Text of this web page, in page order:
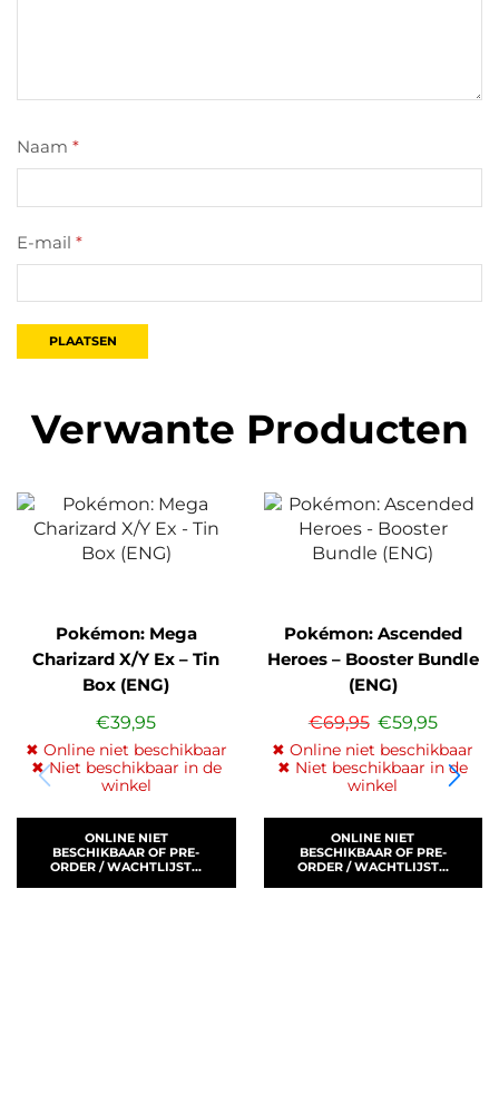
Naam *
E-mail *
Verwante Producten
Pokémon: Mega
Charizard X/Y Ex – Tin
Box (ENG)
€39,95
✖ Online niet beschikbaar
✖ Niet beschikbaar in de
winkel
ONLINE NIET
BESCHIKBAAR OF PRE-
ORDER / WACHTLIJST...
Pokémon: Ascended
Heroes – Booster Bundle
(ENG)
€69,95 €59,95
✖ Online niet beschikbaar
✖ Niet beschikbaar in de
winkel
ONLINE NIET
BESCHIKBAAR OF PRE-
ORDER / WACHTLIJST...